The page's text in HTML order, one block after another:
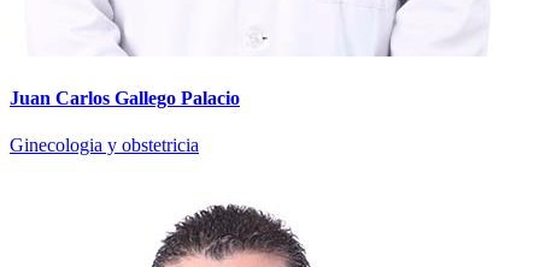
Juan Carlos Gallego Palacio
Ginecologia y obstetricia